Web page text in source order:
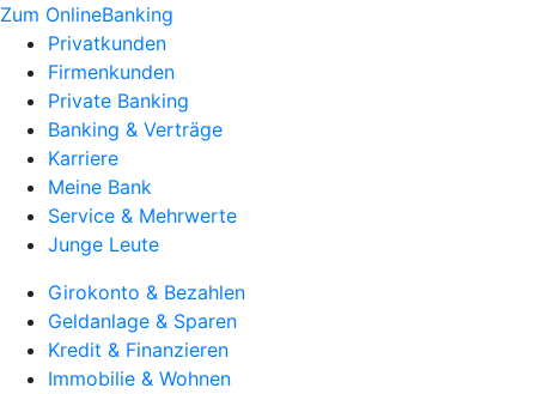
Zum OnlineBanking
Privatkunden
Firmenkunden
Private Banking
Banking & Verträge
Karriere
Meine Bank
Service & Mehrwerte
Junge Leute
Girokonto & Bezahlen
Geldanlage & Sparen
Kredit & Finanzieren
Immobilie & Wohnen